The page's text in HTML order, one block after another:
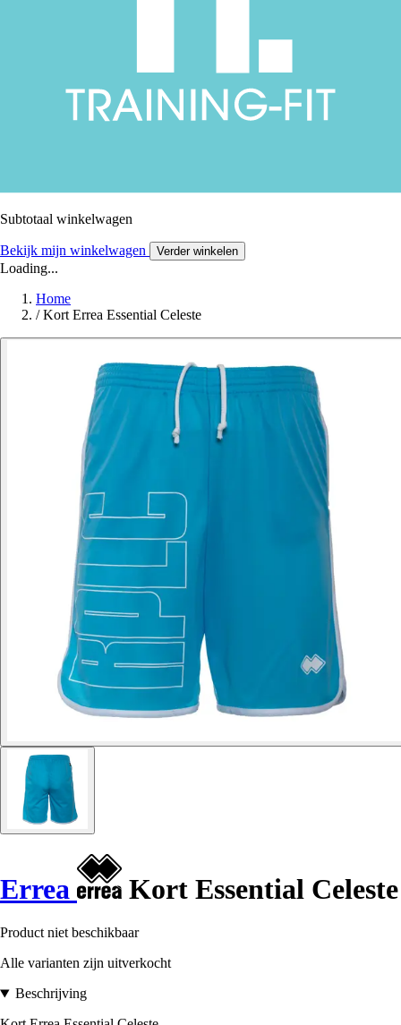
Subtotaal winkelwagen
Bekijk mijn winkelwagen Verder winkelen
Loading...
Home
/ Kort Errea Essential Celeste
Errea Kort Essential Celeste
Product niet beschikbaar
Alle varianten zijn uitverkocht
Beschrijving